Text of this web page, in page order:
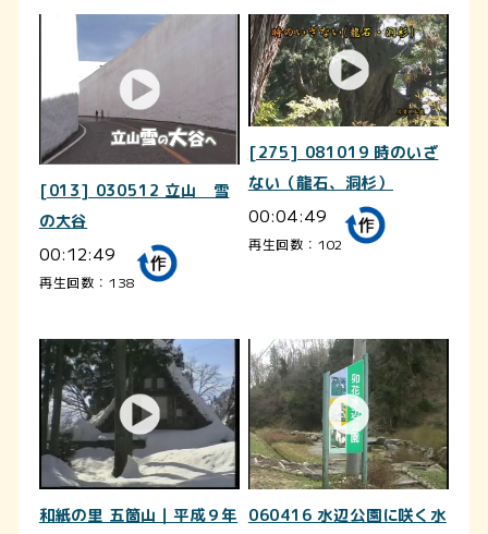
[013] 030512 立山 雪
の大谷
00:12:49
再生回数：138
[275] 081019 時のいざ
ない（龍石、洞杉）
00:04:49
再生回数：102
和紙の里 五箇山｜平成９年 060416 水辺公園に咲く水